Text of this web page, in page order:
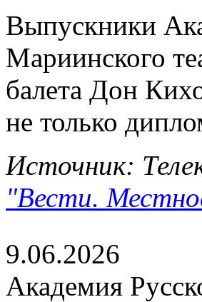
Выпускники
Мариинского
балета Дон
не только
Источник:
"Вести.
9.06.2026
Академия